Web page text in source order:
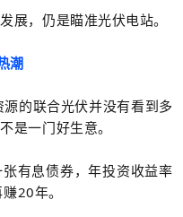
展，仍是瞄准光伏电站。
潮
的联合光伏并没有看到多
是一门好生意。
有息债券，年投资收益率
20年。